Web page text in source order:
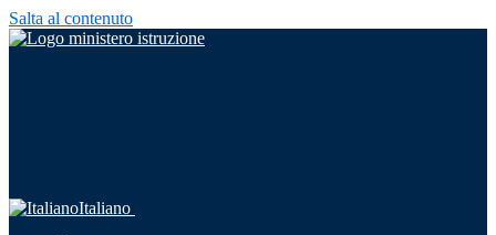
Salta al contenuto
Italiano